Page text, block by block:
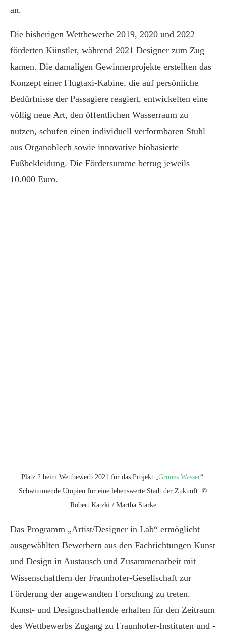
an.
Die bisherigen Wettbewerbe 2019, 2020 und 2022
förderten Künstler, während 2021 Designer zum Zug
kamen. Die damaligen Gewinnerprojekte erstellten das
Konzept einer Flugtaxi-Kabine, die auf persönliche
Bedürfnisse der Passagiere reagiert, entwickelten eine
völlig neue Art, den öffentlichen Wasserraum zu
nutzen, schufen einen individuell verformbaren Stuhl
aus Organoblech sowie innovative biobasierte
Fußbekleidung. Die Fördersumme betrug jeweils
10.000 Euro.
Platz 2 beim Wettbewerb 2021 für das Projekt „Grünes Wasser“.
Schwimmende Utopien für eine lebenswerte Stadt der Zukunft. ©
Robert Katzki / Martha Starke
Das Programm „Artist/Designer in Lab“ ermöglicht
ausgewählten Bewerbern aus den Fachrichtungen Kunst
und Design in Austausch und Zusammenarbeit mit
Wissenschaftlern der Fraunhofer-Gesellschaft zur
Förderung der angewandten Forschung zu treten.
Kunst- und Designschaffende erhalten für den Zeitraum
des Wettbewerbs Zugang zu Fraunhofer-Instituten und -